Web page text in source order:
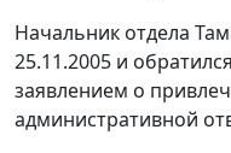
Начальник отдела
25.11.2005 и
заявлением о
административной